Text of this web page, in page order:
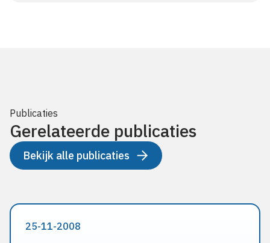
Publicaties
Gerelateerde publicaties
Bekijk alle publicaties
25-11-2008